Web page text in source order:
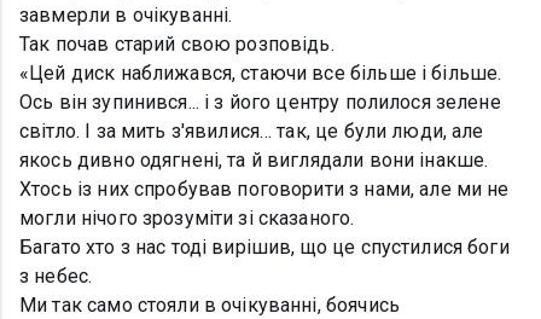
завмерли в очікуванні.
Так почав старий свою розповідь.
«Цей диск наближався, стаючи все більше і більше.
Ось він зупинився... і з його центру полилося зелене
світло. І за мить з'явилися… так, це були люди, але
якось дивно одягнені, та й виглядали вони інакше.
Хтось із них спробував поговорити з нами, але ми не
могли нічого зрозуміти зі сказаного.
Багато хто з нас тоді вирішив, що це спустилися боги
з небес.
Ми так само стояли в очікуванні, боячись